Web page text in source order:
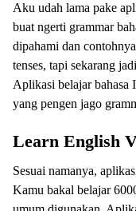
Aku udah lama pake
buat ngerti grammar
dipahami dan
tenses, tapi sekarang
Aplikasi belajar
yang pengen jago
Learn English
Sesuai namanya,
Kamu bakal belajar